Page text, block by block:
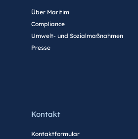
Über Maritim
Compliance
Umwelt- und Sozialmaßnahmen
Presse
Kontakt
Kontaktformular